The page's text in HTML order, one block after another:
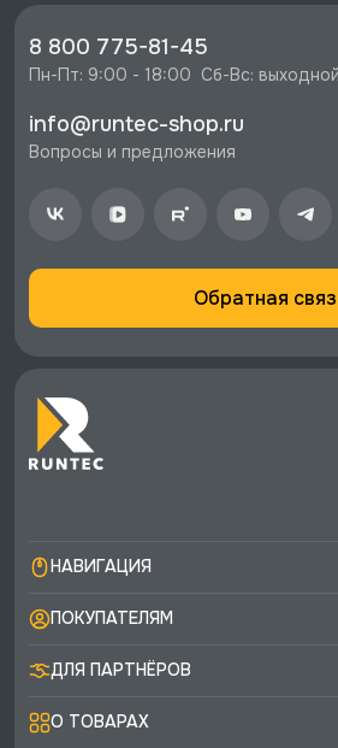
руб.
⚡️ Бесплатная доставка в
стоимости заказа.
8 800 775-81-45
Пн-Пт: 9:00 - 18:00  Сб-Вс: выходной
info@runtec-shop.ru
Вопросы и предложения
Обратная
НАВИГАЦИЯ
ПОКУПАТЕЛЯМ
ДЛЯ ПАРТНЁРОВ
О ТОВАРАХ